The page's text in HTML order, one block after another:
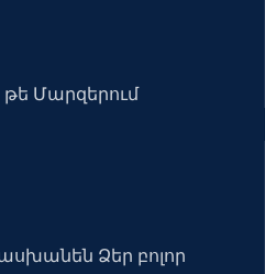
Մարզերում
Ձեր բոլոր